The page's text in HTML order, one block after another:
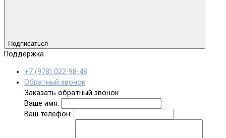
Подписаться
Поддержка
+7 (978) 022-98-48
Обратный звонок
Заказать обратный звонок
Ваше имя:
Ваш телефон: